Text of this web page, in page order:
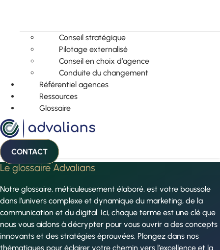
Conseil stratégique
Pilotage externalisé
Conseil en choix d’agence
Conduite du changement
Référentiel agences
Ressources
Glossaire
CONTACT
Le glossaire Advalians
Notre glossaire, méticuleusement élaboré, est votre boussole
dans l’univers complexe et dynamique du marketing, de la
communication et du digital. Ici, chaque terme est une clé que
nous vous aidons à décrypter pour vous ouvrir a des concepts
innovants et des stratégies éprouvées. Plongez dans nos
thématiques pour éclairer votre chemin vers l’excellence et la